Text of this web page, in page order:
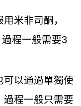
米非司酮，
程一般需要3
可以通過單獨使
過程一般只需要